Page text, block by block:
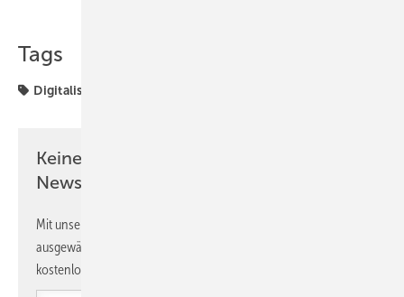
Tags
Digitalisierung
Keine Zeit? Kein Problem mit dem SBZ
Newsletter!
Mit unserem Newsletter erhalten Sie regelmäßig von uns
ausgewählte Informationen und Neuigkeiten, gebündelt und
kostenlos direkt ins Postfach.